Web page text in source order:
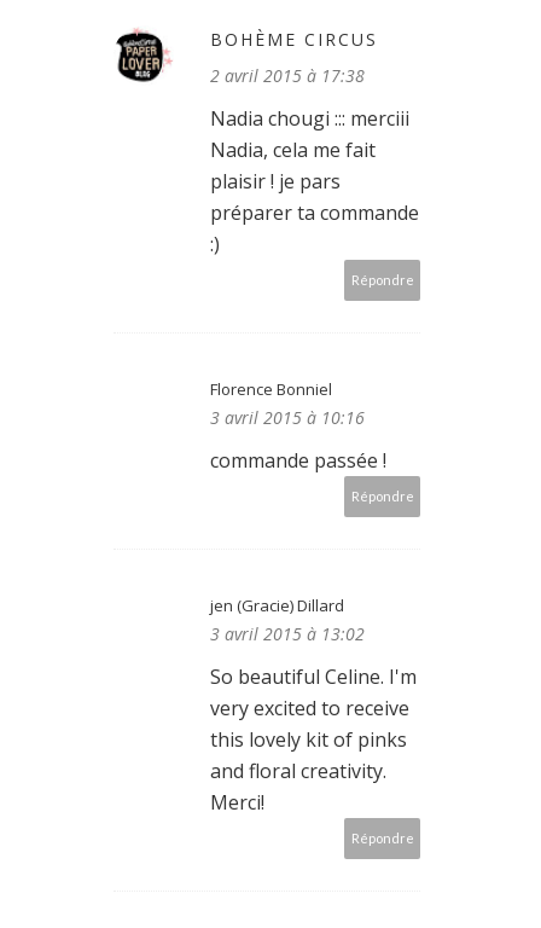
BOHÈME CIRCUS
2 avril 2015 à 17:38
Nadia chougi ::: merciii
Nadia, cela me fait
plaisir ! je pars
préparer ta commande
:)
Répondre
Florence Bonniel
3 avril 2015 à 10:16
commande passée !
Répondre
jen (Gracie) Dillard
3 avril 2015 à 13:02
So beautiful Celine. I'm
very excited to receive
this lovely kit of pinks
and floral creativity.
Merci!
Répondre